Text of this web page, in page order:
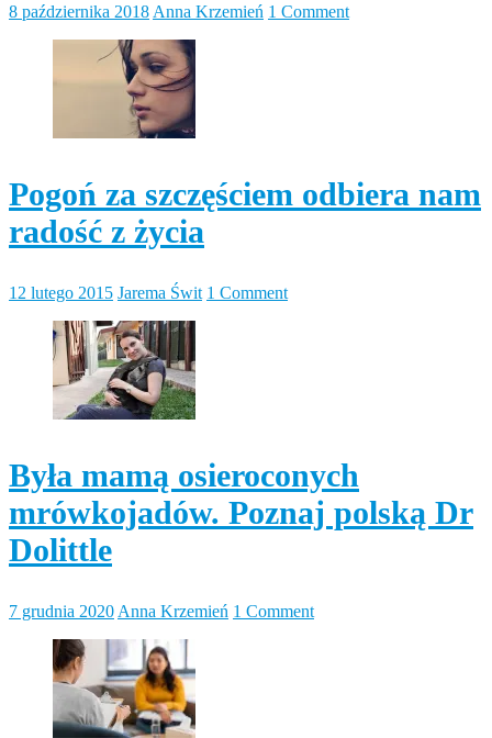
8 października 2018 Anna Krzemień 1 Comment
Pogoń za szczęściem odbiera nam
radość z życia
12 lutego 2015 Jarema Świt 1 Comment
Była mamą osieroconych
mrówkojadów. Poznaj polską Dr
Dolittle
7 grudnia 2020 Anna Krzemień 1 Comment